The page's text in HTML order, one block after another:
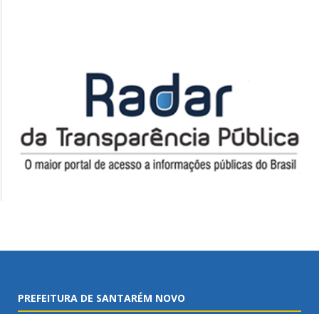
PREFEITURA DE SANTARÉM NOVO